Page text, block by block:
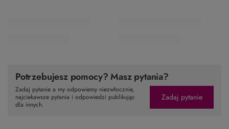
Potrzebujesz pomocy? Masz pytania?
Zadaj pytanie a my odpowiemy niezwłocznie,
najciekawsze pytania i odpowiedzi publikując
dla innych.
Zadaj pytanie